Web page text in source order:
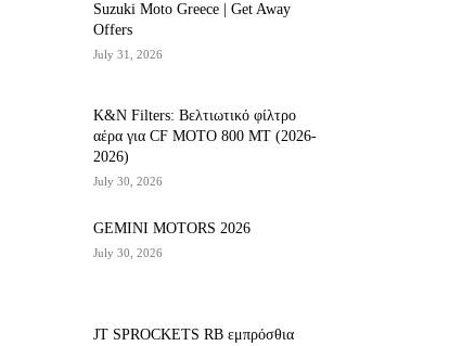
Suzuki Moto Greece | Get Away
Offers
July 31, 2026
K&N Filters: Βελτιωτικό φίλτρο
αέρα για CF ΜΟΤΟ 800 ΜΤ (2026-
2026)
July 30, 2026
GEMINI MOTORS 2026
July 30, 2026
JT SPROCKETS RB εμπρόσθια